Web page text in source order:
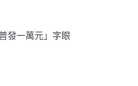
發一萬元」字眼